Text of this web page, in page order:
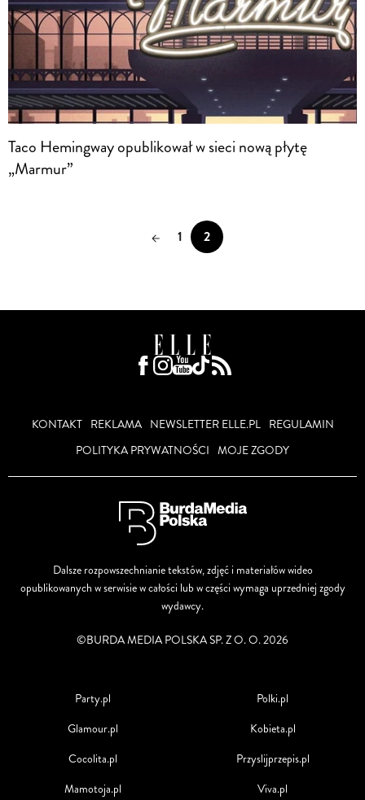
Taco Hemingway opublikował w sieci nową płytę
„Marmur”
1 2
KONTAKT REKLAMA NEWSLETTER ELLE.PL
REGULAMIN
POLITYKA PRYWATNOŚCI MOJE ZGODY
Dalsze rozpowszechnianie tekstów, zdjęć i materiałów wideo
opublikowanych w serwisie w całości lub w części wymaga uprzedniej zgody
wydawcy.
©BURDA MEDIA POLSKA SP. Z O. O. 2026
Party.pl
Glamour.pl
Cocolita.pl
Mamotoja.pl
Polki.pl
Kobieta.pl
Przyslijprzepis.pl
Viva.pl